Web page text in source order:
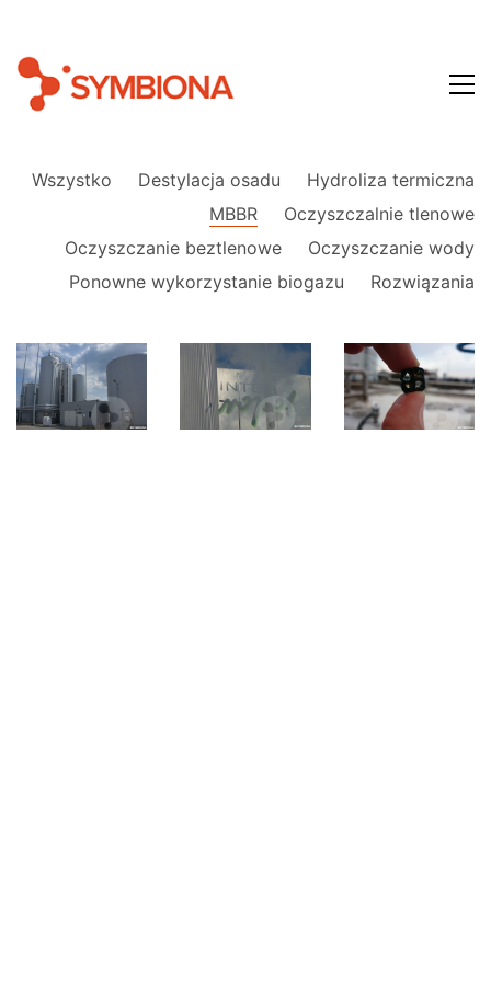
Wszystko Destylacja osadu
Hydroliza termiczna
MBBR
Oczyszczalnie tlenowe
Oczyszczanie beztlenowe
Oczyszczanie wody
Ponowne wykorzystanie biogazu
Rozwiązania